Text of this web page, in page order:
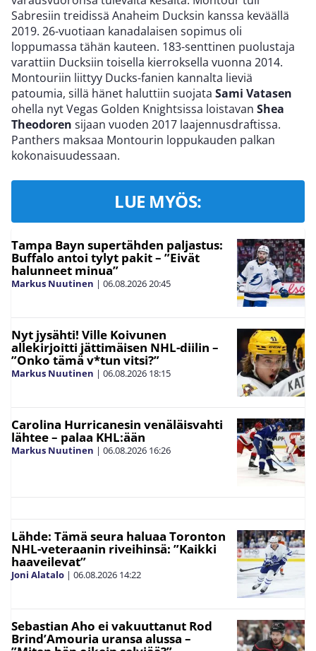
Sabresiin treidissä Anaheim Ducksin kanssa keväällä
2019. 26-vuotiaan kanadalaisen sopimus oli
loppumassa tähän kauteen. 183-senttinen puolustaja
varattiin Ducksiin toisella kierroksella vuonna 2014.
Montouriin liittyy Ducks-fanien kannalta lieviä
patoumia, sillä hänet haluttiin suojata Sami Vatasen
ohella nyt Vegas Golden Knightsissa loistavan Shea
Theodoren sijaan vuoden 2017 laajennusdraftissa.
Panthers maksaa Montourin loppukauden palkan
kokonaisuudessaan.
LUE MYÖS:
Tampa Bayn supertähden paljastus:
Buffalo antoi tylyt pakit – ”Eivät
halunneet minua”
Markus Nuutinen | 06.08.202620:45
Nyt jysähti! Ville Koivunen
allekirjoitti jättimäisen NHL-diilin –
”Onko tämä v*tun vitsi?”
Markus Nuutinen | 06.08.2026 18:15
Carolina Hurricanesin venäläisvahti
lähtee – palaa KHL:ään
Markus Nuutinen | 06.08.2026 16:26
Lähde: Tämä seura haluaa Toronton
NHL-veteraanin riveihinsä: ”Kaikki
haaveilevat”
Joni Alatalo | 06.08.2026 14:22
Sebastian Aho ei vakuuttanut Rod
Brind’Amouria uransa alussa –